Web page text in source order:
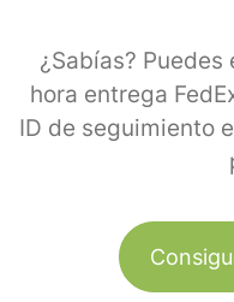
¿Sabías?
hora entrega
ID de seguimiento